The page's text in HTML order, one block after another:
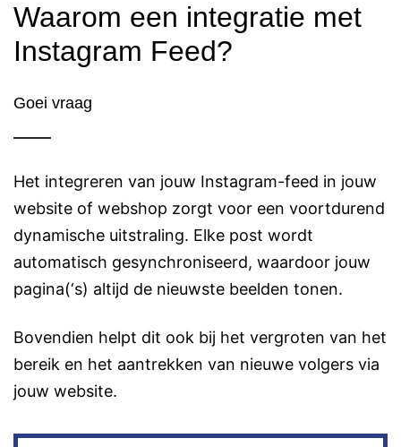
Waarom een integratie met
Instagram Feed?
Goei vraag
Het integreren van jouw Instagram-feed in jouw
website of webshop zorgt voor een voortdurend
dynamische uitstraling. Elke post wordt
automatisch gesynchroniseerd, waardoor jouw
pagina(‘s) altijd de nieuwste beelden tonen.
Bovendien helpt dit ook bij het vergroten van het
bereik en het aantrekken van nieuwe volgers via
jouw website.